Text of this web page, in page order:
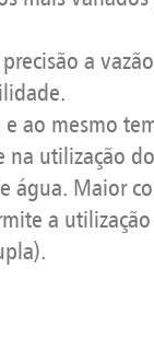
a
ao mesmo
na utilização
água. Maior
a